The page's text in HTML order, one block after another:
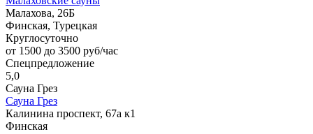
Малахова, 26Б
Финская, Турецкая
Круглосуточно
от 1500 до 3500 руб/час
Спецпредложение
5,0
Сауна Грез
Сауна Грез
Калинина проспект, 67а к1
Финская